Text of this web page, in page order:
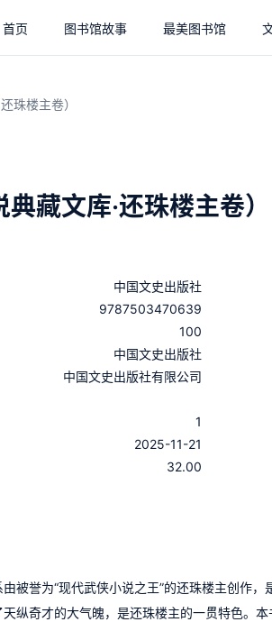
首页 图书馆故事 最美图书馆
珠楼主卷）
藏文库·还珠楼主卷）
中国文史出版社
9787503470639
100
中国文史出版社
中国文史出版社有限公司
1
2025-11-21
32.00
被誉为“现代武侠小说之王”的还珠楼主创作，
纵奇才的大气魄，是还珠楼主的一贯特色。本